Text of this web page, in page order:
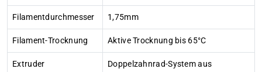
Filamentdurchmesser 1,75mm
Filament-Trocknung Aktive Trocknung bis 65°C
Extruder
Doppelzahnrad-System aus